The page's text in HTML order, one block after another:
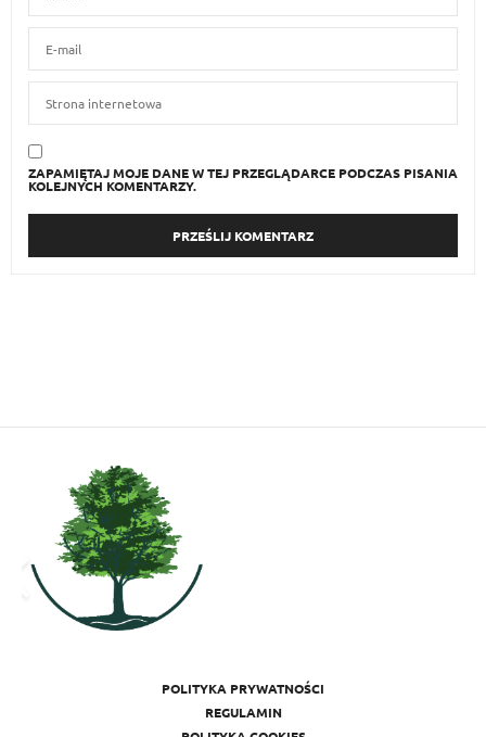
ZAPAMIĘTAJ MOJE DANE W TEJ PRZEGLĄDARCE PODCZAS PISANIA
KOLEJNYCH KOMENTARZY.
POLITYKA PRYWATNOŚCI
REGULAMIN